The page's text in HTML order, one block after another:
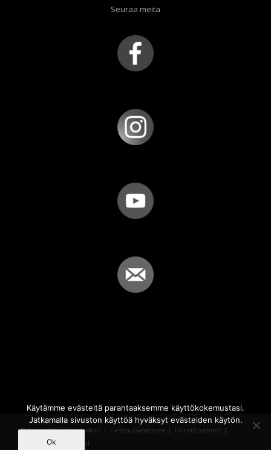
Seuraa meitä
© Copyright - Sammakko | Tietosuojaseloste | Toimitusehdot |
Powered by
iQWebbi
Käytämme evästeitä parantaaksemme käyttökokemustasi.
Jatkamalla sivuston käyttöä hyväksyt evästeiden käytön.
Ok